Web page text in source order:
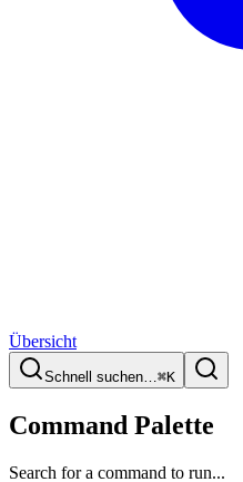
Übersicht
Schnell suchen…⌘K
Command Palette
Search for a command to run...